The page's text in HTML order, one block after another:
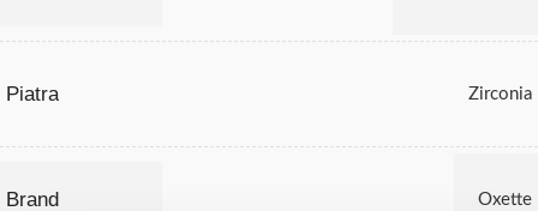
Piatra Zirconia
Brand Oxette